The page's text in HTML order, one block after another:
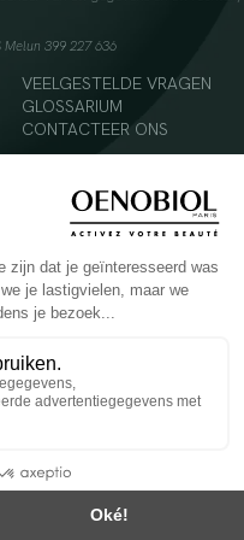
399 227 636
VEELGESTELDE VRAGEN
GLOSSARIUM
CONTACTEER ONS
als onderdeel van een gevarieerde,
Aanbevolen dagelijkse dosis niet
het bereik van kinderen houden.